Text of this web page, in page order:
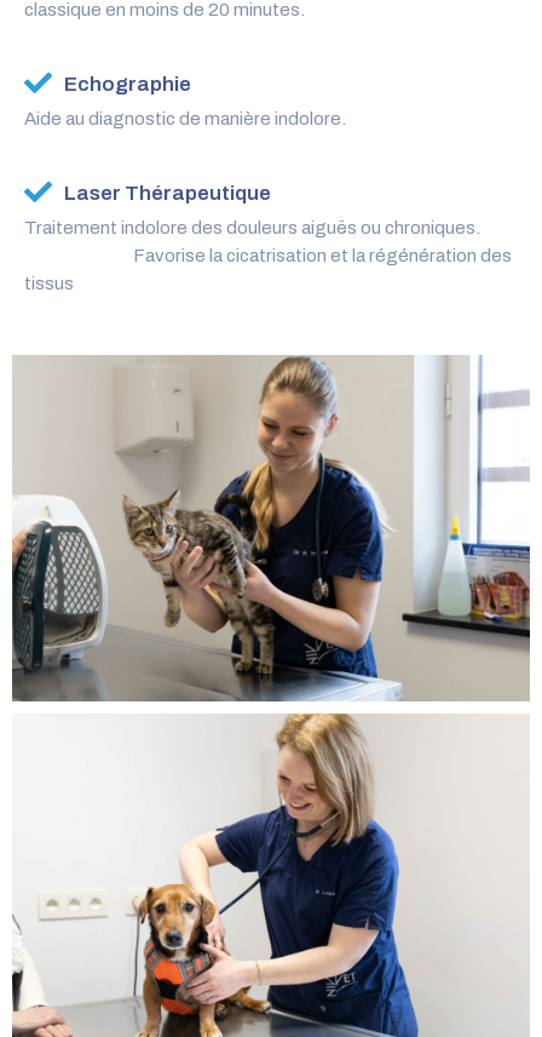
classique en moins de 20 minutes.
Echographie
Aide au diagnostic de manière indolore.
Laser Thérapeutique
Traitement indolore des douleurs aiguës ou chroniques.
Favorise la cicatrisation et la régénération des
tissus